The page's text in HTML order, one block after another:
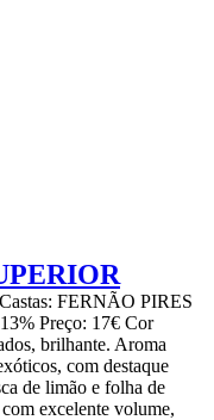
FERNÃO PIRES
Preço: 17€ Cor
brilhante. Aroma
com destaque
de limão e folha de
excelente volume,